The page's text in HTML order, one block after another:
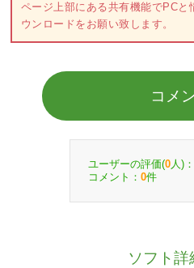
ページ上部にある共有機能でPCと
ウンロードをお願い致します。
コメ
ユーザーの評価(0 人)：
コメント： 0件
ソフト詳